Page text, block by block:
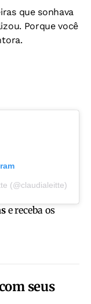
que sonhava
Porque você
(@claudialeitte)
e receba os
seus